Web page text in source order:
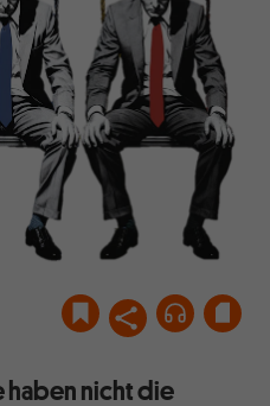
haben nicht die